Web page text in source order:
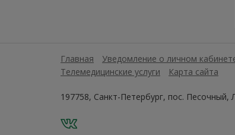
Главная Уведомление о личном
Телемедицинские услуги
Карта сайта
197758, Санкт-Петербург, пос. Песочный,